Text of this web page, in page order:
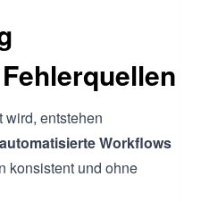
wird, entstehen
automatisierte Workflows
konsistent und ohne